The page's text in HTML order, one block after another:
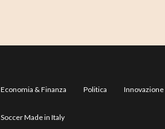
Economia & Finanza Politica Innovazione
Soccer Made in Italy